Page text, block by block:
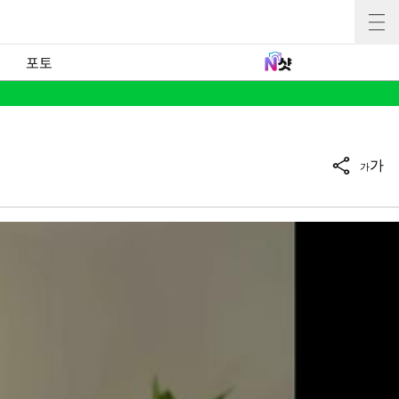
포토
가가